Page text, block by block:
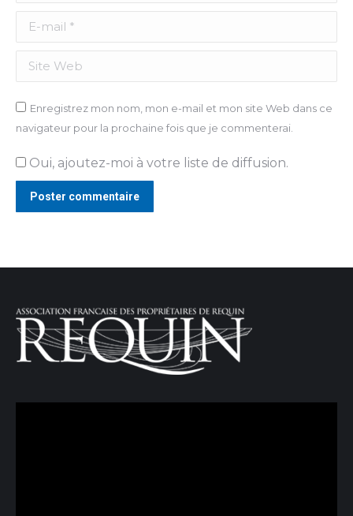
E-mail *
Site Web
Enregistrez mon nom, mon e-mail et mon site Web dans ce
navigateur pour la prochaine fois que je commenterai.
Oui, ajoutez-moi à votre liste de diffusion.
Poster commentaire